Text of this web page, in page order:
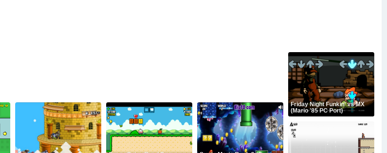
Friday Night Funkin' vs MX
(Mario '85 PC Port)